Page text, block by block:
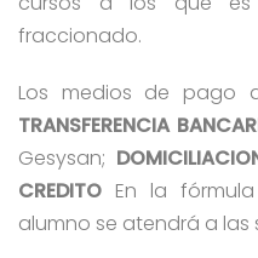
fraccionado.
Los medios de pago
TRANSFERENCIA
Gesysan;
CREDITO En la
alumno se atendrá a las